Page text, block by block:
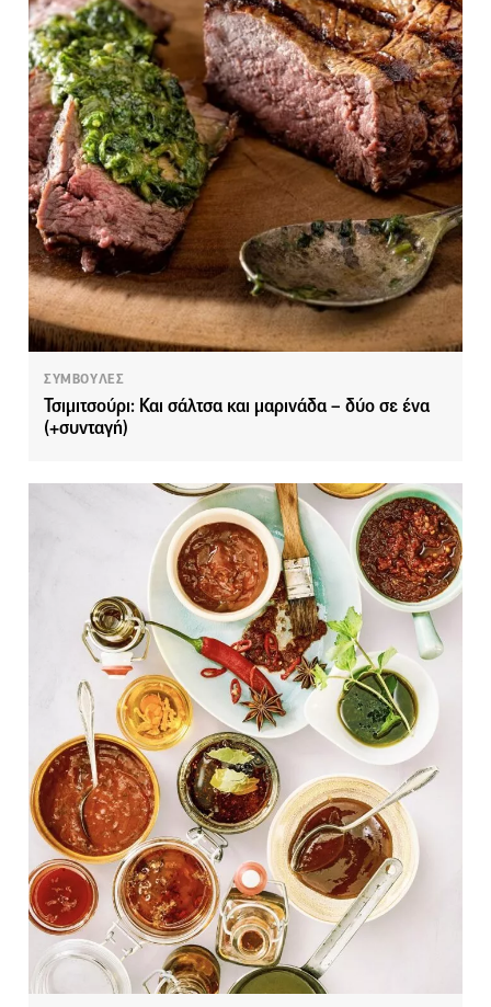
ΣΥΜΒΟΥΛΕΣ
Τσιμιτσούρι: Και σάλτσα και μαρινάδα – δύο σε ένα
(+συνταγή)